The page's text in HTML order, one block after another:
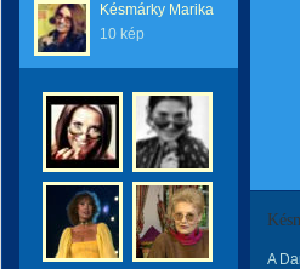
Késmárky Marika
10 kép
A